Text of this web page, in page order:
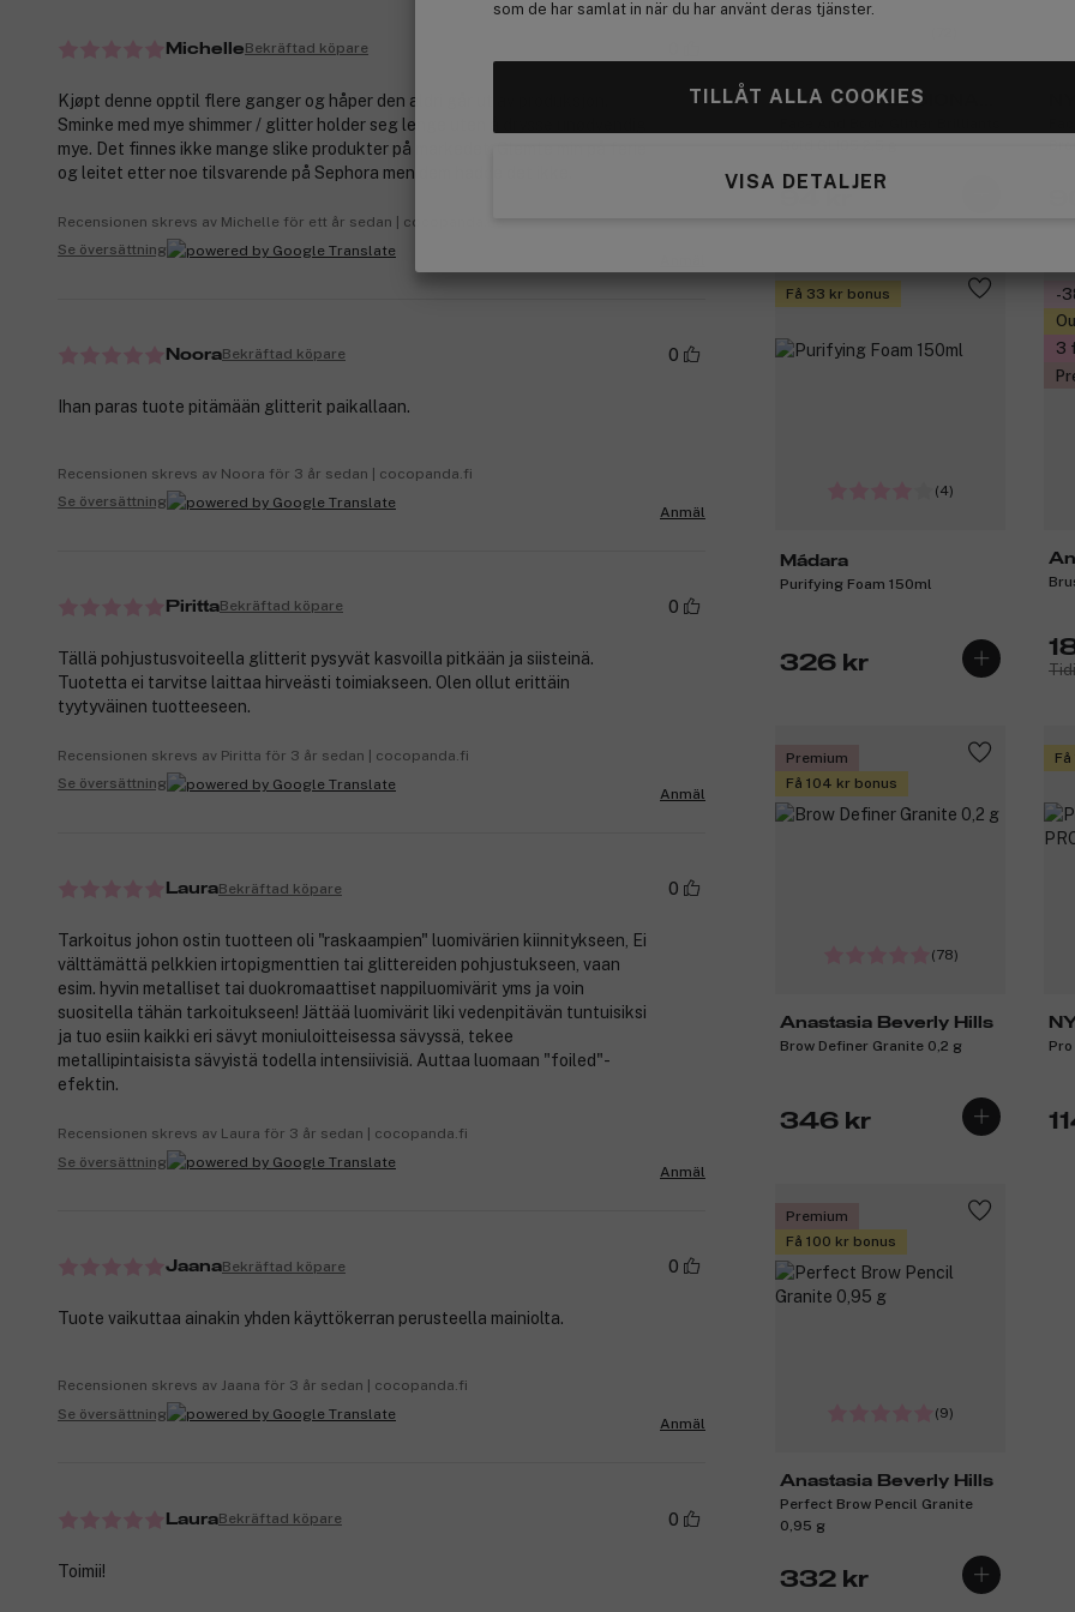
som de har samlat in när du har använt deras tjänster.
TILLÅT ALLA COOKIES
VISA DETALJER
NYX PROFESSIONAL
Få 33 kr bonus
(4)
Mádara
Purifying Foam 150ml
326 kr
-
3
Premium
Få 104 kr bonus
(78)
Anastasia Beverly Hills
Brow Definer Granite 0,2 g
346 kr
Premium
Få 100 kr bonus
(9)
Anastasia Beverly Hills
Perfect Brow Pencil Granite
0,95 g
332 kr
MichelleBekräftad köpare
Kjøpt denne opptil flere ganger og håper den aldri går ut av produksjon.
Sminke med mye shimmer / glitter holder seg lenge uten å drysse unødvendig
mye. Det finnes ikke mange slike produkter på markedet. Glemte min på ferie
og leitet etter noe tilsvarende på Sephora men dem hadde det ikke.
Recensionen skrevs av Michelle för ett år sedan | cocopanda.no
Se översättning
NooraBekräftad köpare 0
Ihan paras tuote pitämään glitterit paikallaan.
Recensionen skrevs av Noora för 3 år sedan | cocopanda.fi
Se översättning
Anmäl
PirittaBekräftad köpare 0
Tällä pohjustusvoiteella glitterit pysyvät kasvoilla pitkään ja siisteinä.
Tuotetta ei tarvitse laittaa hirveästi toimiakseen. Olen ollut erittäin
tyytyväinen tuotteeseen.
Recensionen skrevs av Piritta för 3 år sedan | cocopanda.fi
Se översättning
Anmäl
LauraBekräftad köpare 0
Tarkoitus johon ostin tuotteen oli "raskaampien" luomivärien kiinnitykseen, Ei
välttämättä pelkkien irtopigmenttien tai glittereiden pohjustukseen, vaan
esim. hyvin metalliset tai duokromaattiset nappiluomivärit yms ja voin
suositella tähän tarkoitukseen! Jättää luomivärit liki vedenpitävän tuntuisiksi
ja tuo esiin kaikki eri sävyt moniuloitteisessa sävyssä, tekee
metallipintaisista sävyistä todella intensiivisiä. Auttaa luomaan "foiled"-
efektin.
Recensionen skrevs av Laura för 3 år sedan | cocopanda.fi
Se översättning
Anmäl
JaanaBekräftad köpare 0
Tuote vaikuttaa ainakin yhden käyttökerran perusteella mainiolta.
Recensionen skrevs av Jaana för 3 år sedan | cocopanda.fi
Se översättning
Anmäl
LauraBekräftad köpare 0
Toimii!